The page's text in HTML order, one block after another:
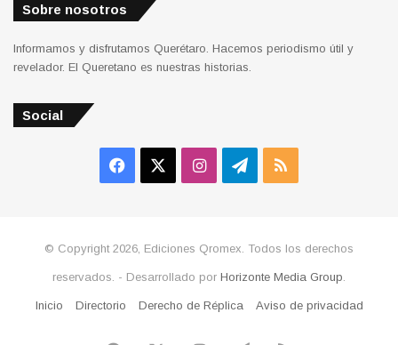
Sobre nosotros
Informamos y disfrutamos Querétaro. Hacemos periodismo útil y
revelador. El Queretano es nuestras historias.
Social
Facebook InstagramTelegram
RSS
© Copyright 2026, Ediciones Qromex. Todos los derechos
reservados. - Desarrollado por Horizonte Media Group
Inicio Directorio Derecho de Réplica Aviso de privacidad